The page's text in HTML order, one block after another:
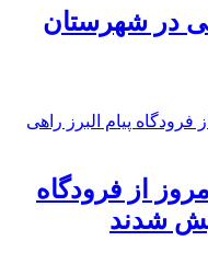
صنفی در شهرستان
از فرودگاه
شدند